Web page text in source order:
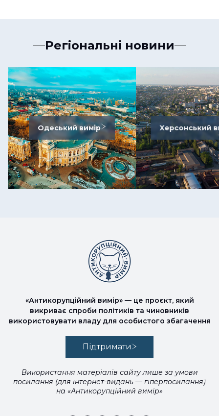
Регіональні новини
Одеський вимір Херсонський
«Антикорупційний вимір» — це проєкт, який
викриває спроби політиків та чиновників
використовувати владу для особистого збагачення
Підтримати
Використання матеріалів сайту лише за умови
посилання (для інтернет-видань — гіперпосилання)
на «Антикорупційний вимір»